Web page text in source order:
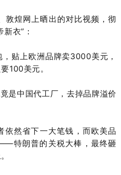
敦煌网上晒出的对比视频，彻
新衣”：
贴上欧洲品牌卖3000美元，
100美元。
是中国代工厂，去掉品牌溢价
依然省下一大笔钱，而欧美品
特朗普的关税大棒，最终砸